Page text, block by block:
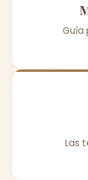
Guía
Las